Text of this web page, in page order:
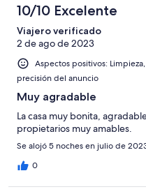
Mediocre
Horrible
10/10 Excelente
Viajero verificado
2 de ago de 2023
Aspectos positivos:
precisión del anuncio
Muy agradable
La casa muy bonita,
propietarios muy amables.
Se alojó 5 noches en julio de
0